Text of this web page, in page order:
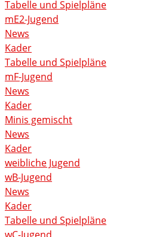
Tabelle und Spielpläne
mE2-Jugend
News
Kader
Tabelle und Spielpläne
mF-Jugend
News
Kader
Minis gemischt
News
Kader
weibliche Jugend
wB-Jugend
News
Kader
Tabelle und Spielpläne